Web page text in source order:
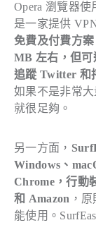
Opera 瀏覽器使
是一家提供
免費及付費方
MB 左右，但可
追蹤 Twitter 和
如果不是非常
就很足夠。
另一方面，
Windows、
Chrome，行動
和 Amazon ，
能使用。